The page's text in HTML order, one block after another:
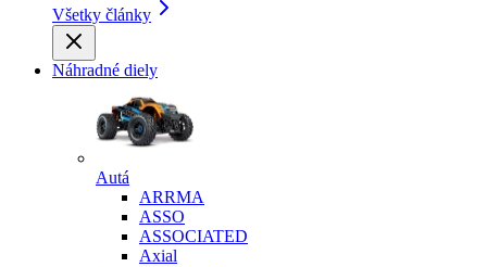
Všetky články
Náhradné diely
Autá
ARRMA
ASSO
ASSOCIATED
Axial